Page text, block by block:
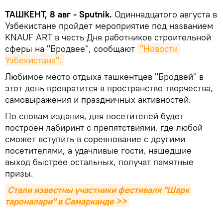
ТАШКЕНТ, 8 авг - Sputnik. Одиннадцатого августа в
Узбекистане пройдет мероприятие под названием
KNAUF ART в честь Дня работников строительной
сферы на "Бродвее", сообщают "Новости
Узбекистана".
Любимое место отдыха ташкентцев "Бродвей" в
этот день превратится в пространство творчества,
самовыражения и праздничных активностей.
По словам издания, для посетителей будет
построен лабиринт с препятствиями, где любой
сможет вступить в соревнование с другими
посетителями, а удачливые гости, нашедшие
выход быстрее остальных, получат памятные
призы.
Стали известны участники фестиваля "Шарк
тароналари" в Самарканде >>